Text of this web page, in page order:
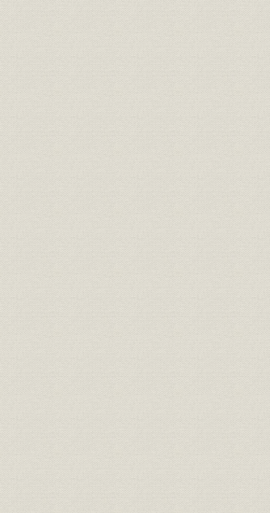
第2節 多様化する政策課題と政策金融
1. 財政投融資と開銀融資の動向
2. 開銀融資の概観
第3節 業務体制の効率化と情報発信
1. 業務体制の改編と効率化の追求
2. 長期的課題の検討
3. 情報発信活動の模索
第4節 多様化する融資活動
1. 産業基盤の拡充強化
2. 国際競争力強化と技術開発の推進
3. 地域間の均衡ある発展
4. 大都市再開発と流通近代化
5. 公害対策およびその他の融資
6. 外貨貸付けおよび外貨保証
第5節 経営の成果
1. 政策金融の効果
2. 経営の成果
第4章 2つの石油危機と資源エネルギー融資(1972~84年度)
第1節 2つの石油危機と経済構造の転換
1. 高度成長から安定成長へ
2. 財政投融資資金計画と政策金融:日本開発銀行の役割の変化